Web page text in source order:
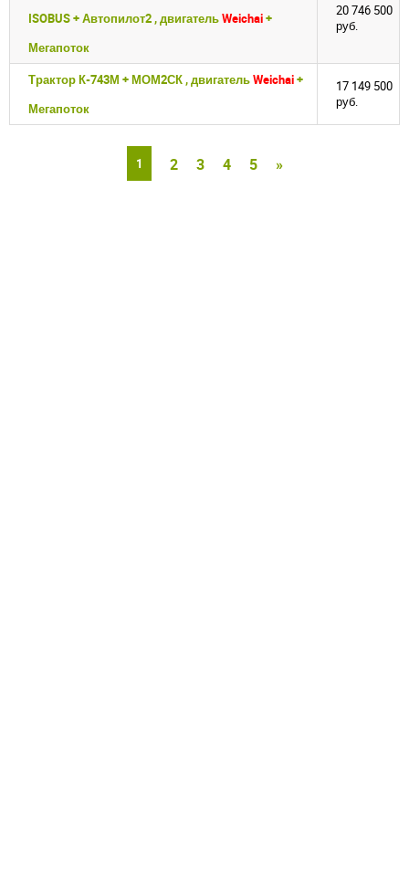
ISOBUS + Автопилот2 , двигательWeichai+
Мегапоток
20 746 500
руб.
Трактор К-743М + МОМ2СК , двигательWeichai+
Мегапоток
17 149 500
руб.
1 2 3 4 5 »